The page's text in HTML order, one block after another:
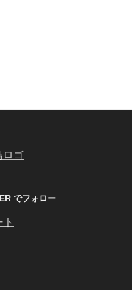
でフォロー